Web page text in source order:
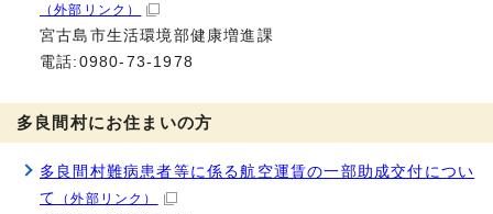
（外部リンク）
宮古島市生活環境部健康増進課
電話:0980-73-1978
多良間村にお住まいの方
多良間村難病患者等に係る航空運賃の一部助成交付につい
て
（外部リンク）